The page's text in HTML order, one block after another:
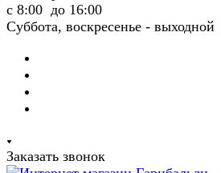
с 8:00 до 16:00
Суббота, воскресенье - выходной
Заказать звонок